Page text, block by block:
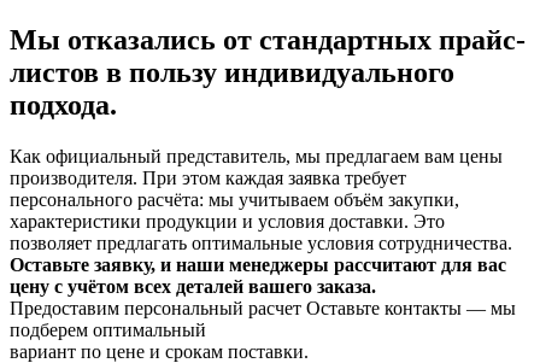
Мы отказались от стандартных прайс-
листов в пользу индивидуального
подхода.
Как официальный представитель, мы предлагаем вам цены
производителя. При этом каждая заявка требует
персонального расчёта: мы учитываем объём закупки,
характеристики продукции и условия доставки. Это
позволяет предлагать оптимальные условия сотрудничества.
Оставьте заявку, и наши менеджеры рассчитают для вас
цену с учётом всех деталей вашего заказа.
Предоставим персональный расчет Оставьте контакты — мы
подберем оптимальный
вариант по цене и срокам поставки.